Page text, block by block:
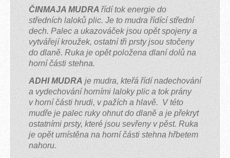
ČINMAJA MUDRA řídí tok energie do
středních laloků plic. Je to mudra řídící střední
dech. Palec a ukazováček jsou opět spojeny a
vytvářejí kroužek, ostatní tři prsty jsou stočeny
do dlaně. Ruka je opět položena dlaní dolů na
horní části stehna.
ADHI MUDRA je mudra, kteřá řídí nadechování
a vydechování horními laloky plic a tok prány
v horní části hrudi, v pažích a hlavě. V této
mudře je palec ruky ohnut do dlaně a je překryt
ostatními prsty, které jsou sevřeny v pěst. Ruka
je opět umístěna na horní části stehna hřbetem
nahoru.